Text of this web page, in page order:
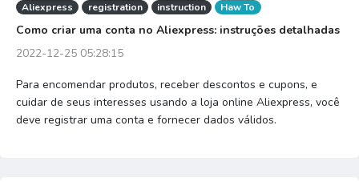
Aliexpress registration instruction Haw To
Como criar uma conta no Aliexpress: instruções detalhadas
2022-12-25 05:28:15
Para encomendar produtos, receber descontos e cupons, e
cuidar de seus interesses usando a loja online Aliexpress, você
deve registrar uma conta e fornecer dados válidos.